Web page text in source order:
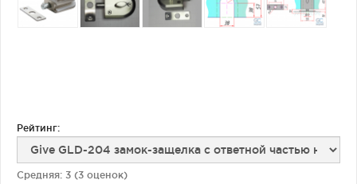
Рейтинг:
Средняя: 3 (3 оценок)